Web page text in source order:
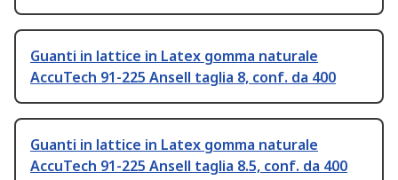
Guanti in lattice in Latex gomma naturale
AccuTech 91-225 Ansell taglia 8, conf. da 400
Guanti in lattice in Latex gomma naturale
AccuTech 91-225 Ansell taglia 8.5, conf. da 400